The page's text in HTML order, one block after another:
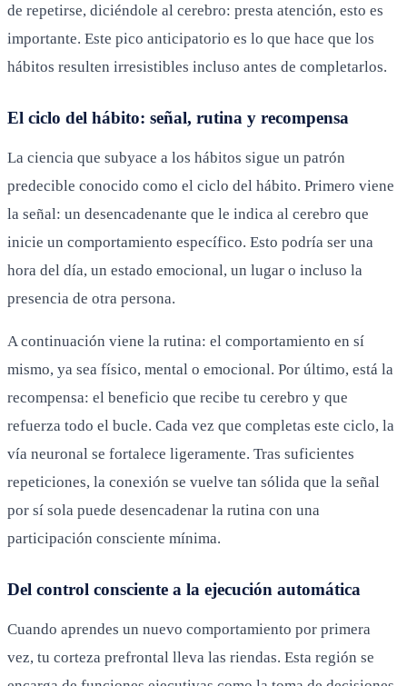
de repetirse, diciéndole al cerebro: presta atención, esto es
importante. Este pico anticipatorio es lo que hace que los
hábitos resulten irresistibles incluso antes de completarlos.
El ciclo del hábito: señal, rutina y recompensa
La ciencia que subyace a los hábitos sigue un patrón
predecible conocido como el ciclo del hábito. Primero viene
la señal: un desencadenante que le indica al cerebro que
inicie un comportamiento específico. Esto podría ser una
hora del día, un estado emocional, un lugar o incluso la
presencia de otra persona.
A continuación viene la rutina: el comportamiento en sí
mismo, ya sea físico, mental o emocional. Por último, está la
recompensa: el beneficio que recibe tu cerebro y que
refuerza todo el bucle. Cada vez que completas este ciclo, la
vía neuronal se fortalece ligeramente. Tras suficientes
repeticiones, la conexión se vuelve tan sólida que la señal
por sí sola puede desencadenar la rutina con una
participación consciente mínima.
Del control consciente a la ejecución automática
Cuando aprendes un nuevo comportamiento por primera
vez, tu corteza prefrontal lleva las riendas. Esta región se